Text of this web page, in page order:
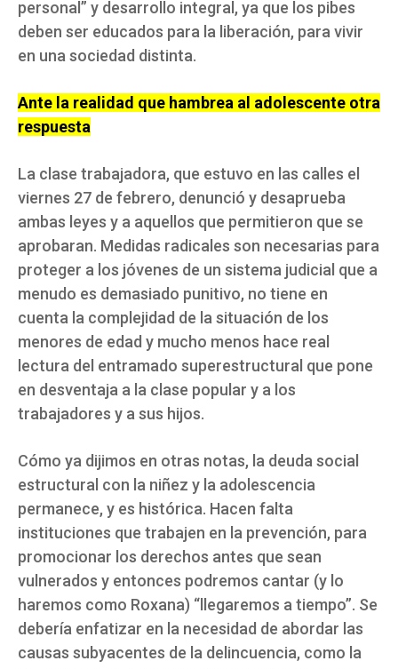
personal” y desarrollo integral, ya que los pibes
deben ser educados para la liberación, para vivir
en una sociedad distinta.
Ante la realidad que hambrea al adolescente otra
respuesta
La clase trabajadora, que estuvo en las calles el
viernes 27 de febrero, denunció y desaprueba
ambas leyes y a aquellos que permitieron que se
aprobaran. Medidas radicales son necesarias para
proteger a los jóvenes de un sistema judicial que a
menudo es demasiado punitivo, no tiene en
cuenta la complejidad de la situación de los
menores de edad y mucho menos hace real
lectura del entramado superestructural que pone
en desventaja a la clase popular y a los
trabajadores y a sus hijos.
Cómo ya dijimos en otras notas, la deuda social
estructural con la niñez y la adolescencia
permanece, y es histórica. Hacen falta
instituciones que trabajen en la prevención, para
promocionar los derechos antes que sean
vulnerados y entonces podremos cantar (y lo
haremos como Roxana) “llegaremos a tiempo”. Se
debería enfatizar en la necesidad de abordar las
causas subyacentes de la delincuencia, como la